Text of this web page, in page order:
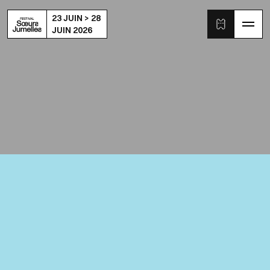
23 JUIN > 28
JUIN 2026